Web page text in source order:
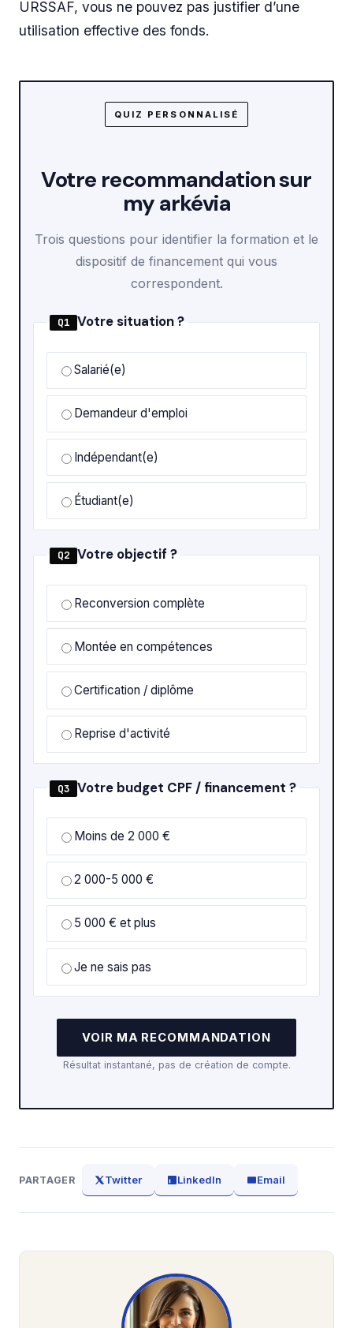
URSSAF, vous ne pouvez pas justifier d’une
utilisation effective des fonds.
QUIZ PERSONNALISÉ
Votre recommandation sur
my arkévia
Trois questions pour identifier la formation et le
dispositif de financement qui vous
correspondent.
Q1 Votre situation ?
Salarié(e)
Demandeur d'emploi
Indépendant(e)
Étudiant(e)
Q2 Votre objectif ?
Reconversion complète
Montée en compétences
Certification / diplôme
Reprise d'activité
Q3 Votre budget CPF / financement ?
Moins de 2 000 €
2 000-5 000 €
5 000 € et plus
Je ne sais pas
VOIR MA RECOMMANDATION
Résultat instantané, pas de création de compte.
PARTAGER Twitter LinkedIn Email